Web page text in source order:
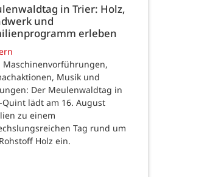
in Trier: Holz,
und
erleben
Maschinenvorführungen,
Musik und
Der Meulenwaldtag in
Quint lädt am 16. August
zu einem
Tag rund um
Holz ein.